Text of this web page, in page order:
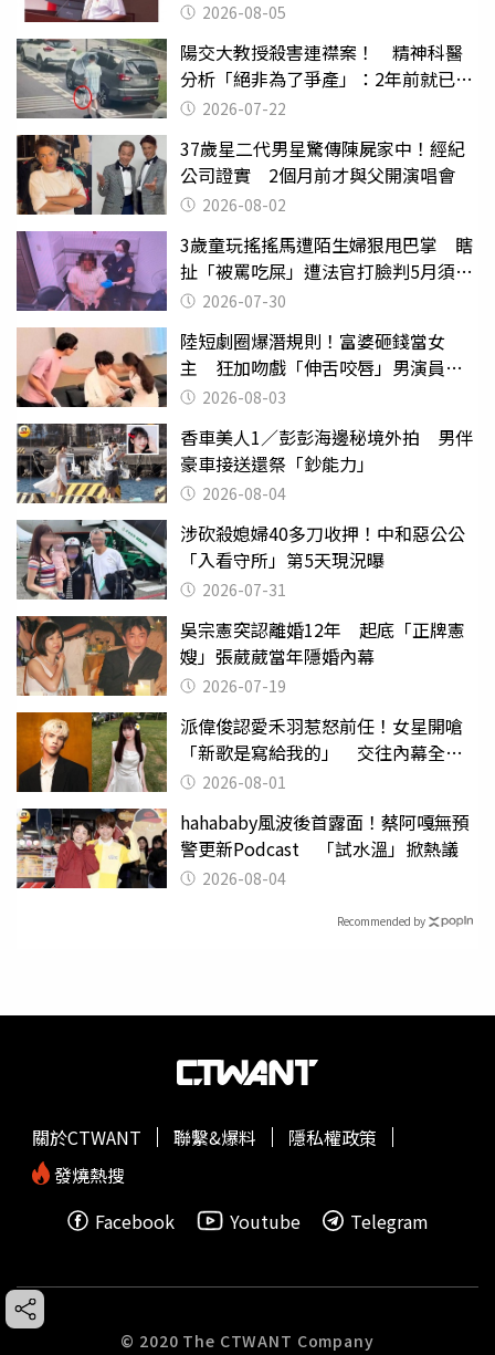
2026-08-05
陽交大教授殺害連襟案！ 精神科醫
分析「絕非為了爭產」：2年前就已言
行詭異
2026-07-22
37歲星二代男星驚傳陳屍家中！經紀
公司證實 2個月前才與父開演唱會
2026-08-02
3歲童玩搖搖馬遭陌生婦狠甩巴掌 瞎
扯「被罵吃屎」遭法官打臉判5月須入
監 2026-07-30
陸短劇圈爆潛規則！富婆砸錢當女
主 狂加吻戲「伸舌咬唇」男演員崩
潰 2026-08-03
香車美人1／彭彭海邊秘境外拍 男伴
豪車接送還祭「鈔能力」
2026-08-04
涉砍殺媳婦40多刀收押！中和惡公公
「入看守所」第5天現況曝
2026-07-31
吳宗憲突認離婚12年 起底「正牌憲
嫂」張葳葳當年隱婚內幕
2026-07-19
派偉俊認愛禾羽惹怒前任！女星開嗆
「新歌是寫給我的」 交往內幕全說
了 2026-08-01
hahababy風波後首露面！蔡阿嘎無預
警更新Podcast 「試水溫」掀熱議
2026-08-04
Recommended by
關於CTWANT 聯繫&爆料
隱私權政策
發燒熱搜
Facebook
Youtube Telegram
© 2020 The CTWANT Company